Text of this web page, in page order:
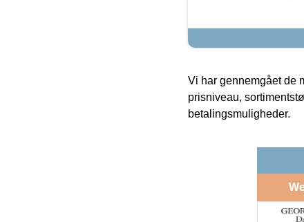
Vi har gennemgået de
prisniveau,
betalingsmuligheder.